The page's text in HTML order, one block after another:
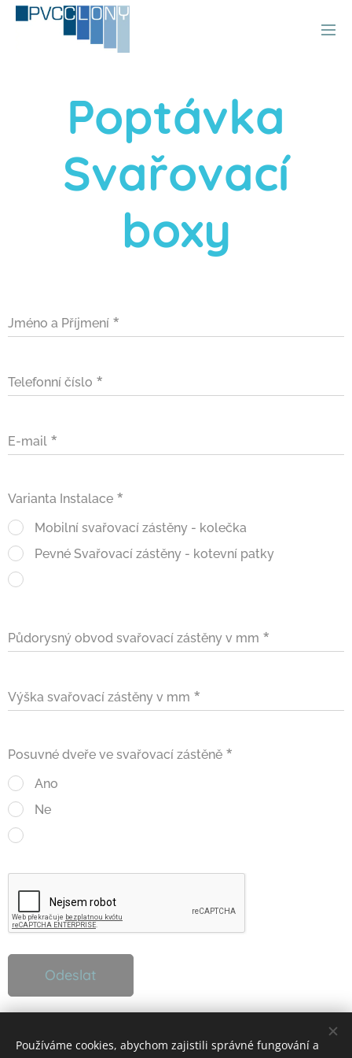
Poptávka
Svařovací
boxy
Jméno a Příjmení
Telefonní číslo
E-mail
Varianta Instalace
Mobilní svařovací zástěny - kolečka
Pevné Svařovací zástěny - kotevní patky
Půdorysný obvod svařovací zástěny v mm
Výška svařovací zástěny v mm
Posuvné dveře ve svařovací zástěně
Ano
Ne
Odeslat
Používáme cookies, abychom zajistili správné fungování a